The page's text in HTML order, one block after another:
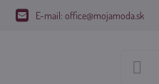
E-mail: office@mojamoda.sk